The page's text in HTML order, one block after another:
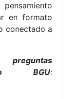
en formato
conectado a
BGU: